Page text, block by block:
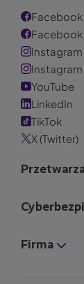
Facebook
Facebook
Instagram
Instagram
YouTube
LinkedIn
TikTok
X (Twitter)
Firma